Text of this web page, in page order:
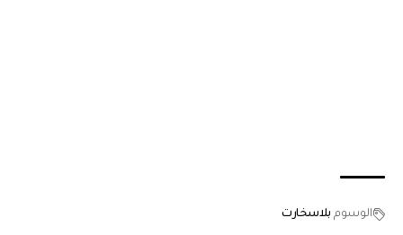
الوسوم بلاسخارت